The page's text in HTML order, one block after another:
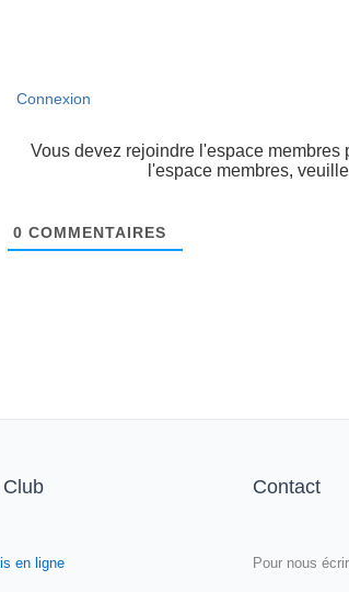
Connexion
Vous devez rejoindre l'espace
l'espace membres,
0 COMMENTAIRES
en ligne
Contact
Pour nous